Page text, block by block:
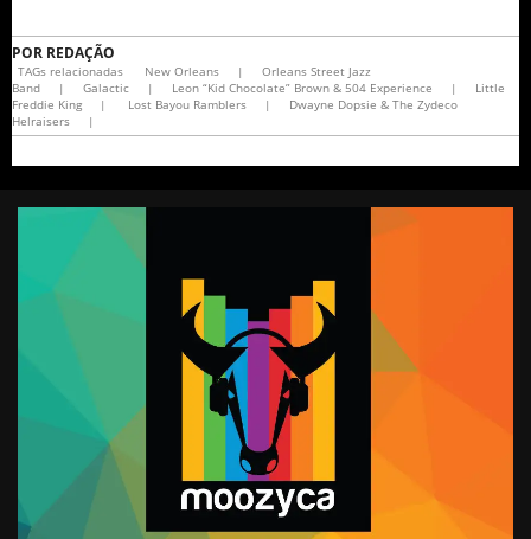
POR REDAÇÃO
TAGs relacionadas New Orleans |
Orleans Street Jazz
Band
| Galactic | Leon “Kid Chocolate” Brown & 504 Experience |
Little
Freddie King
| Lost Bayou Ramblers |
Dwayne Dopsie & The Zydeco
Helraisers
|